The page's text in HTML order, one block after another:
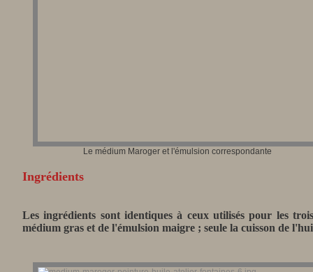
Le médium Maroger et l'émulsion correspondante
Ingrédients
Les ingrédients sont identiques à ceux utilisés pour les
médium gras et de l'émulsion maigre ; seule la cuisson de